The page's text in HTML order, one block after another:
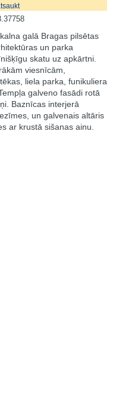
galā Bragas pilsētas
un parka
skatu uz apkārtni.
viesnīcām,
liela parka, funikuliera
galveno fasādi rotā
Baznīcas interjerā
un galvenais altāris
ar krustā sišanas ainu.